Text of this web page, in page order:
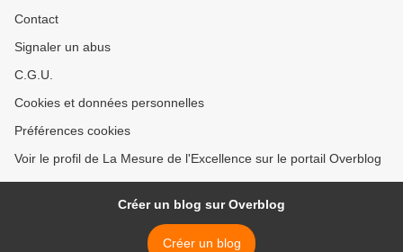
Contact
Signaler un abus
C.G.U.
Cookies et données personnelles
Préférences cookies
Voir le profil de La Mesure de l'Excellence sur le portail Overblog
Créer un blog sur Overblog
Créer un blog